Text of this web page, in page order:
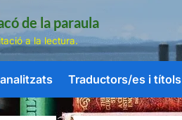
de la paraula
a la lectura.
Traductors/es i títols